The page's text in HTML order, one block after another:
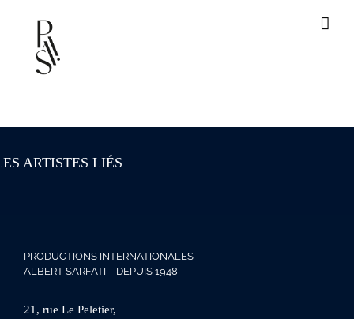
ARTISTES LIÉS
PRODUCTIONS INTERNATIONALES
ALBERT SARFATI – DEPUIS 1948
21, rue Le Peletier,